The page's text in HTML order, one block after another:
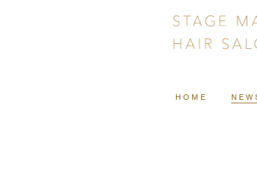
HOME